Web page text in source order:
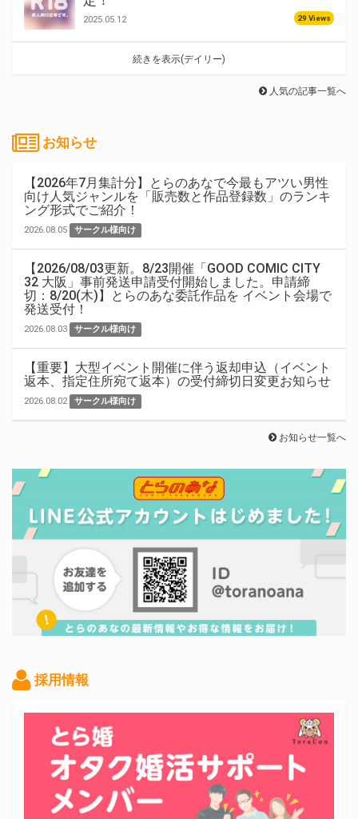
2025.05.12 29 Views
続きを表示(デイリー)
人気の記事一覧へ
お知らせ
【2026年7月集計分】とらのあなで今最もアツい男性
向け人気ジャンルを「販売数と作品登録数」のランキ
ング形式でご紹介！
2026.08.05 サークル様向け
【2026/08/03更新。8/23開催「GOOD COMIC CITY
32 大阪」事前発送申請受付開始しました。申請締
切：8/20(木)】とらのあな委託作品を イベント会場で
発送受付！
2026.08.03 サークル様向け
【重要】大型イベント開催に伴う返却申込（イベント
返本、指定住所宛て返本）の受付締切日変更お知らせ
2026.08.02 サークル様向け
お知らせ一覧へ
採用情報